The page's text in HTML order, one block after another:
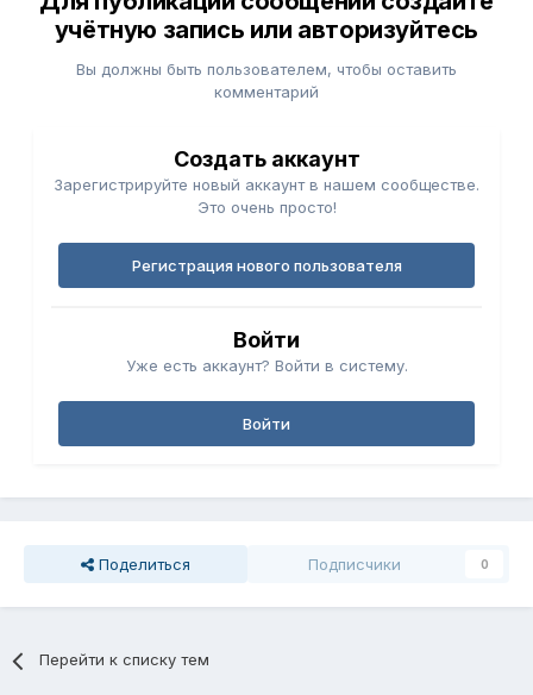
учётную запись или авторизуйтесь
Вы должны быть пользователем, чтобы оставить
комментарий
Создать аккаунт
Зарегистрируйте новый аккаунт в нашем сообществе.
Это очень просто!
Регистрация нового пользователя
Войти
Уже есть аккаунт? Войти в систему.
Войти
Поделиться Подписчики 0
Перейти к списку тем